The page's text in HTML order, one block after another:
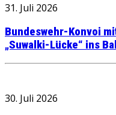
31. Juli 2026
Bundeswehr-Konvoi
„Suwalki-Lücke“ ins
30. Juli 2026